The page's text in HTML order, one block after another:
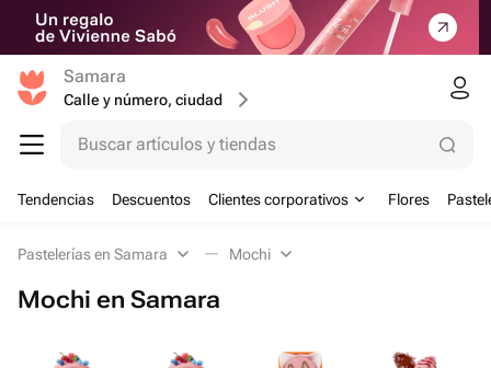
Samara
Calle y número, ciudad
Buscar artículos y tiendas
Tendencias Descuentos Clientes corporativos Flores
Pastelerías en Samara Mochi
Mochi en Samara